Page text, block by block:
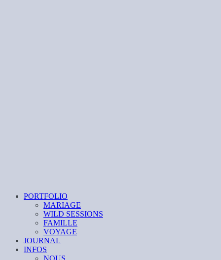
PORTFOLIO
MARIAGE
WILD SESSIONS
FAMILLE
VOYAGE
JOURNAL
INFOS
NOUS